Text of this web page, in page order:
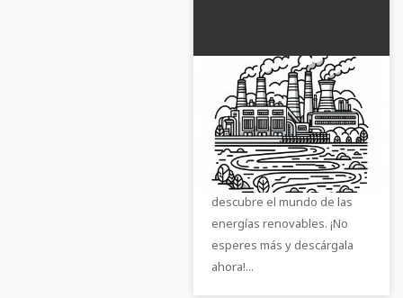
Dibujo para colorear
de planta geotérmica
Descarga gratuita
Consigue la imagen para
colorear gratuita de una
planta geotérmica y
descubre el mundo de las
energías renovables. ¡No
esperes más y descárgala
ahora!...